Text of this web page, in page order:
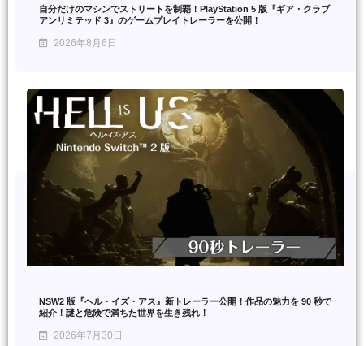
自分だけのマシンでストリートを制覇！PlayStation 5 版『ギア・クラブ
アンリミテッド 3』のゲームプレイトレーラーを公開！
2026年8月6日
NSW2 版『ヘル・イズ・アス』新トレーラー公開！作品の魅力を 90 秒で
紹介！謎と危険で満ちた世界を生き残れ！
2026年7月30日